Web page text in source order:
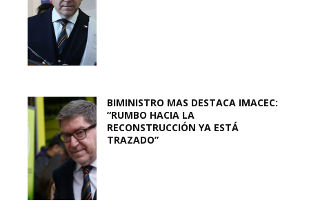
BIMINISTRO MAS DESTACA IMACEC:
“RUMBO HACIA LA
RECONSTRUCCIÓN YA ESTÁ
TRAZADO”